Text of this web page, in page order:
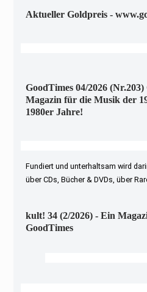
Aktueller Goldpreis -
GoodTimes 04/2026
Magazin für die Musik der
1980er Jahre!
Fundiert und unterhaltsam wird
über CDs, Bücher & DVDs, über
kult! 34 (2/2026) - Ein
GoodTimes